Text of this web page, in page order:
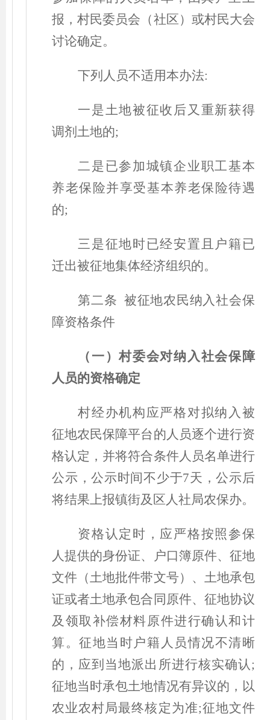
报，村民委员会 （社区） 或村民大会
讨论确定。
下列人员不适用本办法:
一是土地被征收后又重新获得
调剂土地的;
二是 已参加城镇企业职工基本
养老保险并享受基本养老保险待遇
的;
三是征地时已经安置且户籍已
迁出被征地集体经济组织的。
第二条 被征地农民纳入社会保
障资格条件
（ 一 ）村委会对纳入社会保障
人员的资格确定
村经办机构应严格对拟纳入被
征地农民保障平台的人员逐个进行资
格认定，并将符合条件人员名单进行
公示，公示时间不少于7天，公示后
将结果上报镇街及区人社局农保办。
资格认定时，应严格按照参保
人提供的身份证、户口簿原件、征地
文件 （土地批件带文号）
、土地承包
证或者土地承包合同原件、征地协议
及领取补偿材料原件进行确认和计
算。征地当时户籍人员情况不清晰
的，应到当地派出所进行核实确认;
征地当时承包土地情况有异议的，以
农业农村局最终核定为准;征地文件